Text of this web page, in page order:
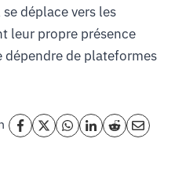
déplace vers les
leur propre présence
de plateformes